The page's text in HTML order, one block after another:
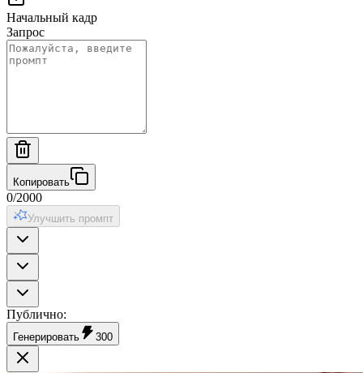
Начальный кадр
Запрос
Копировать
0/2000
Улучшить промпт
Публично:
Генерировать 300